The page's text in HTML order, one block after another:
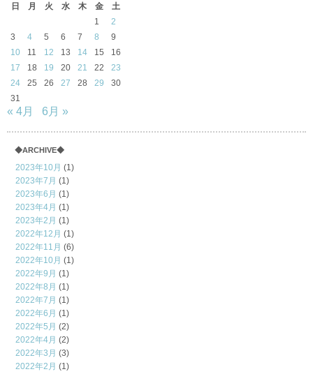
日
月 火 水 木 金
土
1
2
3
4 5 6 7 8
9
10
11 12 13 14 15
16
17
18 19 20 21 22
23
24
25 26 27 28 29
30
31
« 4月 6月 »
◆ARCHIVE◆
2023年10月 (1)
2023年7月 (1)
2023年6月 (1)
2023年4月 (1)
2023年2月 (1)
2022年12月 (1)
2022年11月 (6)
2022年10月 (1)
2022年9月 (1)
2022年8月 (1)
2022年7月 (1)
2022年6月 (1)
2022年5月 (2)
2022年4月 (2)
2022年3月 (3)
2022年2月 (1)